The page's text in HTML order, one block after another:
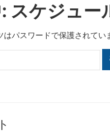
スケジュー
はパスワードで保護されてい